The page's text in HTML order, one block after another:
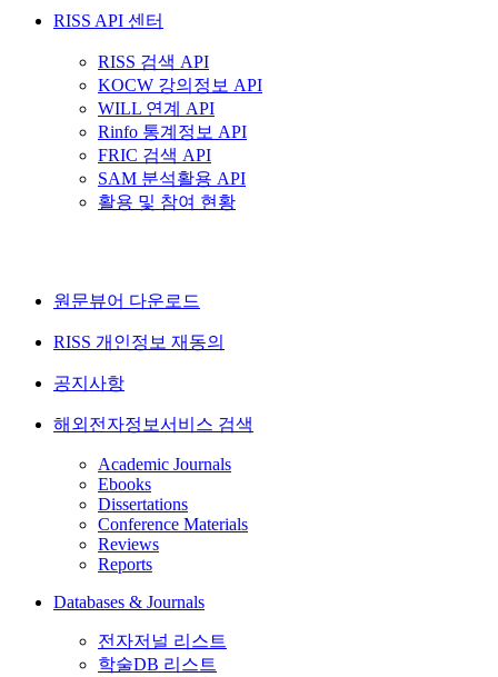
RISS API 센터
RISS 검색 API
KOCW 강의정보 API
WILL 연계 API
Rinfo 통계정보 API
FRIC 검색 API
SAM 분석활용 API
활용 및 참여 현황
원문뷰어 다운로드
RISS 개인정보 재동의
공지사항
해외전자정보서비스 검색
Academic Journals
Ebooks
Dissertations
Conference Materials
Reviews
Reports
Databases & Journals
전자저널 리스트
학술DB 리스트